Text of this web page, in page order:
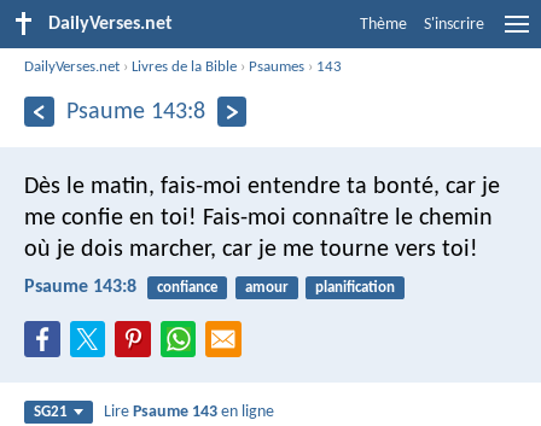
DailyVerses.net Thème S'inscrire
DailyVerses.net ›Livres de la Bible › Psaumes › 143
Psaume 143:8
Dès le matin, fais-moi entendre ta bonté, car je
me confie en toi! Fais-moi connaître le chemin
où je dois marcher, car je me tourne vers toi!
Psaume 143:8 confiance amour planification
SG21 LirePsaume 143 en ligne